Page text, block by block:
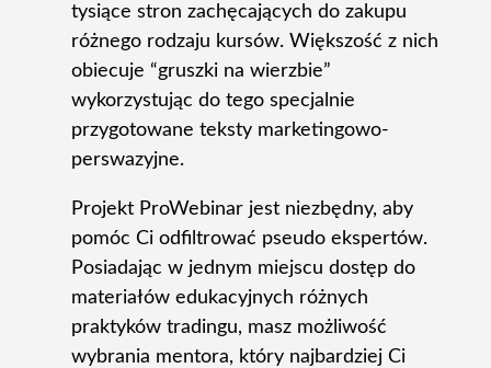
tysiące stron zachęcających do zakupu
różnego rodzaju kursów. Większość z nich
obiecuje “gruszki na wierzbie”
wykorzystując do tego specjalnie
przygotowane teksty marketingowo-
perswazyjne.
Projekt ProWebinar jest niezbędny, aby
pomóc Ci odfiltrować pseudo ekspertów.
Posiadając w jednym miejscu dostęp do
materiałów edukacyjnych różnych
praktyków tradingu, masz możliwość
wybrania mentora, który najbardziej Ci